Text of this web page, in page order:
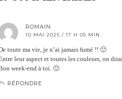
ROMAIN
10 MAI 2025 / 17 H 05 MIN
toute ma vie, je n’ai jamais fumé !! 🙂
leur aspect et toutes les couleurs, on
week-end à toi. 🙂
RÉPONDRE